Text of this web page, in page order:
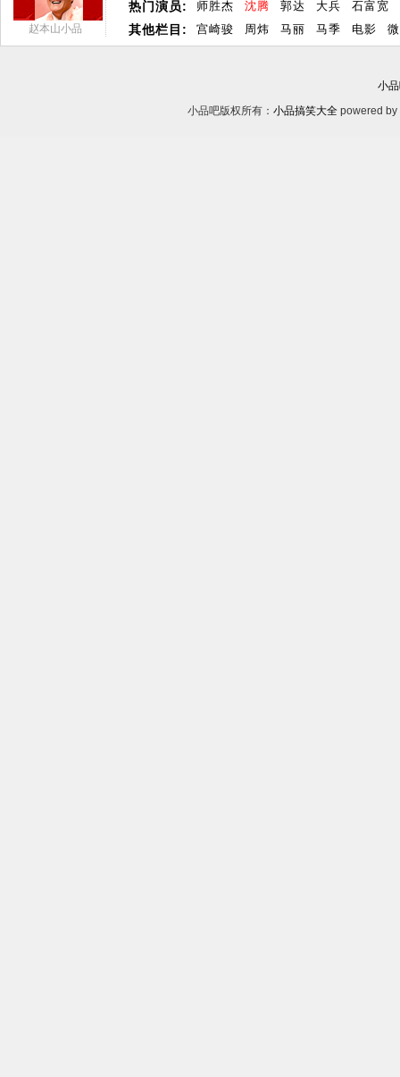
赵本山小品
热门演员:
其他栏目:
师胜杰 沈腾 郭达 大兵
石富宽
宫崎骏
周炜 马丽 马季 电影
小
小品吧版权所有： 小品搞笑大全 powered by